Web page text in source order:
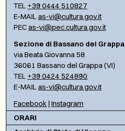
TEL +39 0444 510827
E-MAILas-vi@cultura.gov.it
PECas-vi@pec.cultura.gov.it
Sezione di Bassano del Grappa
via Beata Giovanna 58
36061 Bassano del Grappa (VI)
TEL +39 0424 524890
E-MAILas-vi@cultura.gov.it
Facebook | Instagram
ORARI